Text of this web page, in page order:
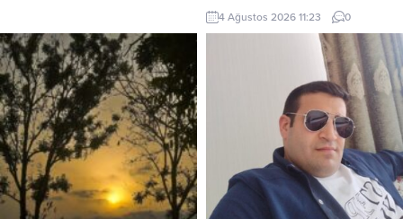
hemen aynı dizelerle yazılmış “A
Morte Devagar” (Yavaşça Ölmeye
Doğru) başlıklı Portekizce bir şiirdir.
Neruda Vakfı da itirazlar üzerine
Pablo Neruda’nın böyle bir şiiri
olmadığını onaylamıştır.)*DİE
SLOWLY (Martha Medeiros) He who
becomes the slave of...
4 Ağustos 2026 11:23 0